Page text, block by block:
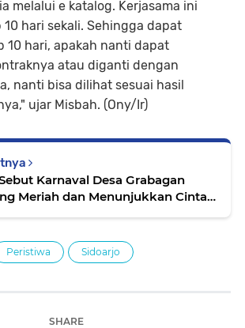
melalui e katalog. Kerjasama ini
hari sekali. Sehingga dapat
10 hari, apakah nanti dapat
atau diganti dengan
nanti bisa dilihat sesuai hasil
ujar Misbah. (Ony/Ir)
Karnaval Desa Grabagan
Meriah dan Menunjukkan Cinta
Peristiwa Sidoarjo
SHARE